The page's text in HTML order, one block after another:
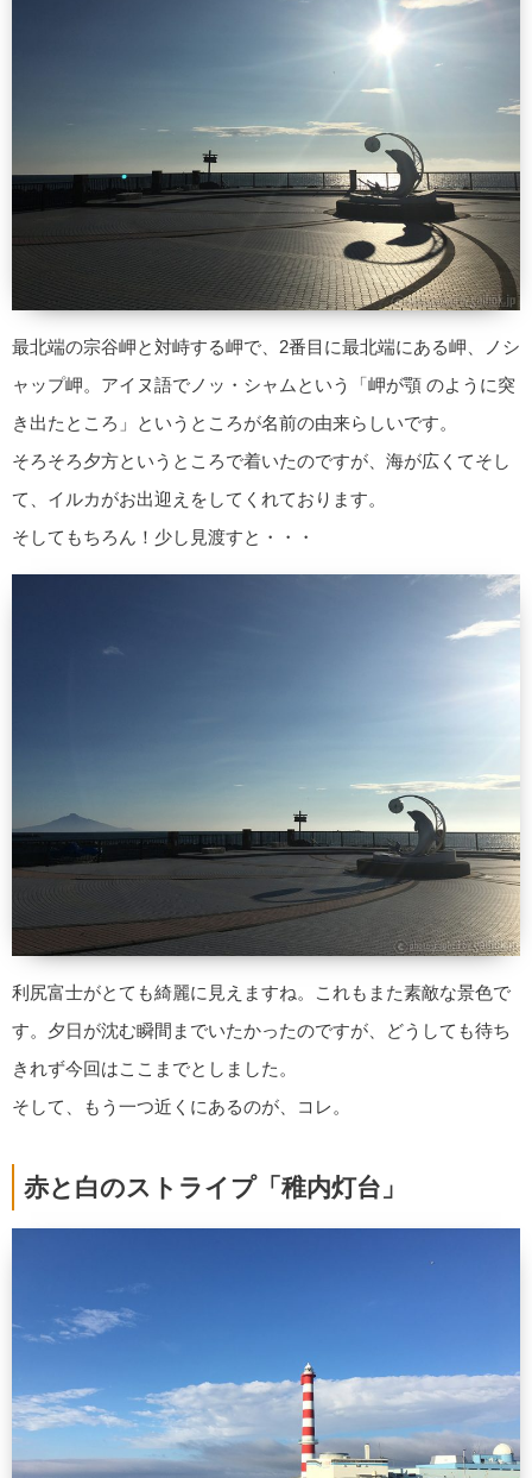
最北端の宗谷岬と対峙する岬で、2番目に最北端にある岬、ノシ
ャップ岬。アイヌ語でノッ・シャムという「岬が顎 のように突
き出たところ」というところが名前の由来らしいです。
そろそろ夕方というところで着いたのですが、海が広くてそし
て、イルカがお出迎えをしてくれております。
そしてもちろん！少し見渡すと・・・
利尻富士がとても綺麗に見えますね。これもまた素敵な景色で
す。夕日が沈む瞬間までいたかったのですが、どうしても待ち
きれず今回はここまでとしました。
そして、もう一つ近くにあるのが、コレ。
赤と白のストライプ「稚内灯台」